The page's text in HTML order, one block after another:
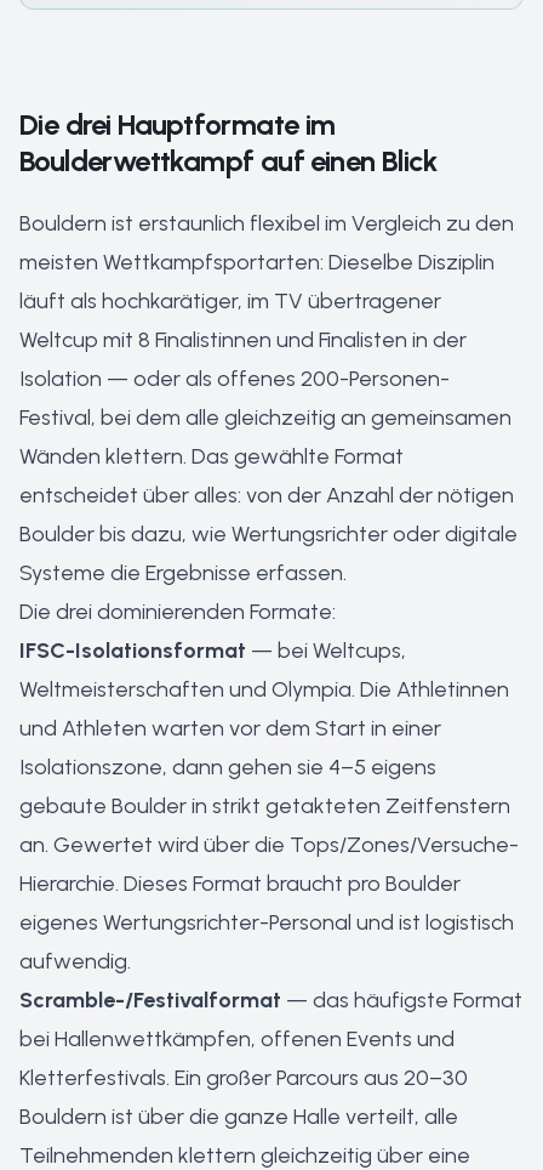
Die drei Hauptformate im
Boulderwettkampf auf einen Blick
Bouldern ist erstaunlich flexibel im Vergleich zu den
meisten Wettkampfsportarten: Dieselbe Disziplin
läuft als hochkarätiger, im TV übertragener
Weltcup mit 8 Finalistinnen und Finalisten in der
Isolation — oder als offenes 200-Personen-
Festival, bei dem alle gleichzeitig an gemeinsamen
Wänden klettern. Das gewählte Format
entscheidet über alles: von der Anzahl der nötigen
Boulder bis dazu, wie Wertungsrichter oder digitale
Systeme die Ergebnisse erfassen.
Die drei dominierenden Formate:
IFSC-Isolationsformat — bei Weltcups,
Weltmeisterschaften und Olympia. Die Athletinnen
und Athleten warten vor dem Start in einer
Isolationszone, dann gehen sie 4–5 eigens
gebaute Boulder in strikt getakteten Zeitfenstern
an. Gewertet wird über die Tops/Zones/Versuche-
Hierarchie. Dieses Format braucht pro Boulder
eigenes Wertungsrichter-Personal und ist logistisch
aufwendig.
Scramble-/Festivalformat — das häufigste Format
bei Hallenwettkämpfen, offenen Events und
Kletterfestivals. Ein großer Parcours aus 20–30
Bouldern ist über die ganze Halle verteilt, alle
Teilnehmenden klettern gleichzeitig über eine